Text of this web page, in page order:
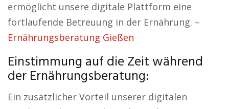
ermöglicht unsere digitale Plattform eine
fortlaufende Betreuung in der Ernährung. –
Ernährungsberatung Gießen
Einstimmung auf die Zeit während
der Ernährungsberatung:
Ein zusätzlicher Vorteil unserer digitalen